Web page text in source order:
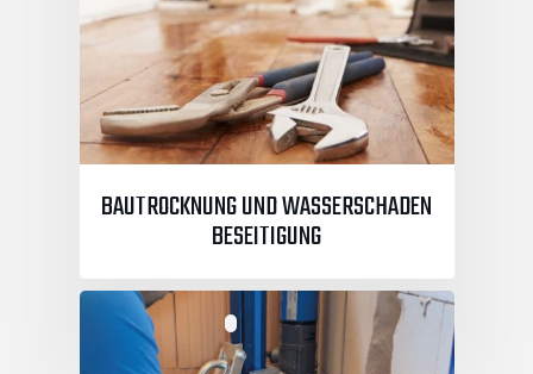
BAUTROCKNUNG UND WASSERSCHADEN
BESEITIGUNG